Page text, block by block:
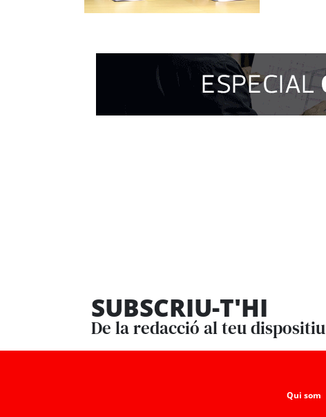
SUBSCRIU-T'HI
De la redacció al teu dispositiu
Qui som